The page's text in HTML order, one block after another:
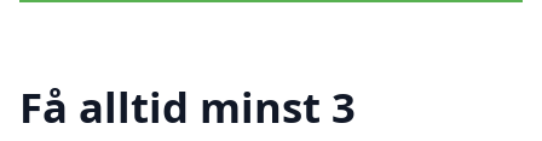
Få alltid minst 3